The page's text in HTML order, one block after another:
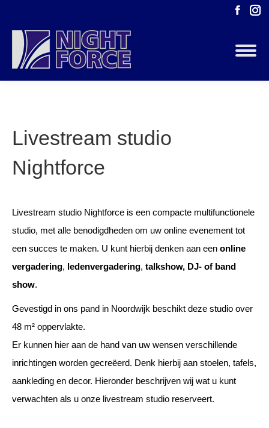
in
Livestream studio
Nightforce
Livestream studio Nightforce is een compacte multifunctionele
studio, met alle benodigdheden om uw online evenement tot
een succes te maken. U kunt hierbij denken aan een online
vergadering, ledenvergadering, talkshow, DJ- of band
show.
Gevestigd in ons pand in Noordwijk beschikt deze studio over
48 m² oppervlakte.
Er kunnen hier aan de hand van uw wensen verschillende
inrichtingen worden gecreëerd. Denk hierbij aan stoelen, tafels,
aankleding en decor. Hieronder beschrijven wij wat u kunt
verwachten als u onze livestream studio reserveert.